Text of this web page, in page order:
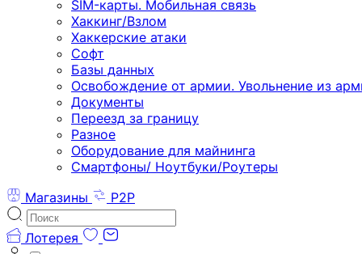
SIM-карты. Мобильная связь
Хаккинг/Взлом
Хаккерские атаки
Софт
Базы данных
Освобождение от армии. Увольнение из
Документы
Переезд за границу
Разное
Оборудование для майнинга
Смартфоны/ Ноутбуки/Роутеры
Магазины
P2P
Лотерея